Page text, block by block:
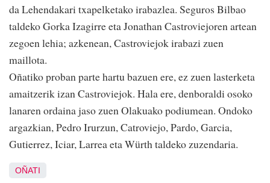
da Lehendakari txapelketako irabazlea. Seguros Bilbao
taldeko Gorka Izagirre eta Jonathan Castroviejoren artean
zegoen lehia; azkenean, Castroviejok irabazi zuen
maillota.
Oñatiko proban parte hartu bazuen ere, ez zuen lasterketa
amaitzerik izan Castroviejok. Hala ere, denboraldi osoko
lanaren ordaina jaso zuen Olakuako podiumean. Ondoko
argazkian, Pedro Irurzun, Catroviejo, Pardo, Garcia,
Gutierrez, Iciar, Larrea eta Würth taldeko zuzendaria.
OÑATI